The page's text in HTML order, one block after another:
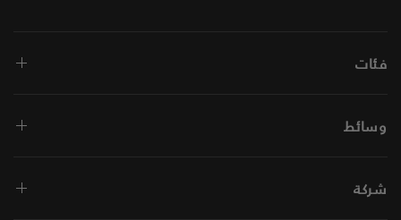
فئات
وسائط
شركة